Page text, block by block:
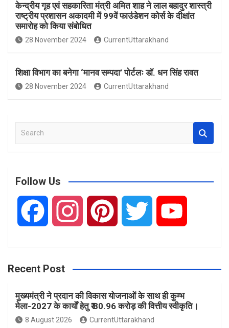
केन्द्रीय गृह एवं सहकारिता मंत्री अमित शाह ने लाल बहादुर शास्त्री
राष्ट्रीय प्रशासन अकादमी में 99वें फाउंडेशन कोर्स के दीक्षांत
समारोह को किया संबोधित
28 November 2024 CurrentUttarakhand
शिक्षा विभाग का बनेगा ‘मानव सम्पदा’ पोर्टलः डॉ. धन सिंह रावत
28 November 2024 CurrentUttarakhand
a
c
Follow Us
c
e
s
t
n
t
i
t
u
T
Recent Post
मुख्यमंत्री ने प्रदान की विकास योजनाओं के साथ ही कुम्भ
मेला-2027 के कार्यों हेतु ₹ 80.96 करोड़ की वित्तीय स्वीकृति।
8 August 2026 CurrentUttarakhand